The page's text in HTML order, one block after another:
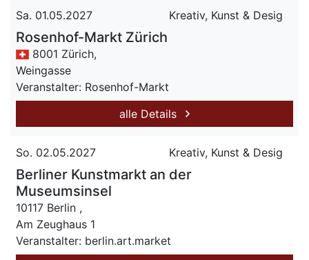
Sa. 01.05.2027 Kreativ, Kunst & Desig
Rosenhof-Markt Zürich
8001 Zürich,
Weingasse
Veranstalter: Rosenhof-Markt
alle Details
So. 02.05.2027 Kreativ, Kunst & Desig
Berliner Kunstmarkt an der
Museumsinsel
10117 Berlin ,
Am Zeughaus 1
Veranstalter: berlin.art.market